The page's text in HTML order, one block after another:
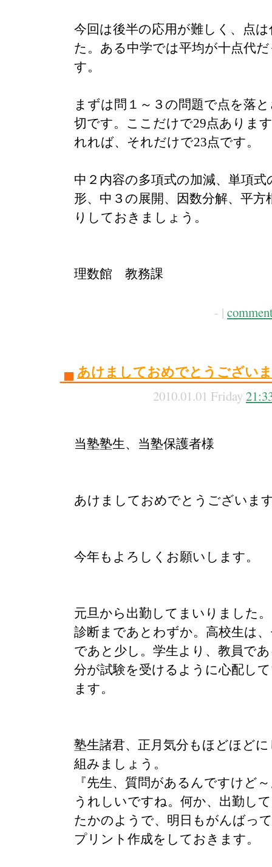
今回は後半の応用が難しく、点
た。ある中学では平均が十点代
す。
まずは問１～３の問題で点を落
切です。ここだけで29点ありま
れれば、それだけで23点です。
中２内容の多項式の加減、単項式
形、中３の展開、因数分解、平
りしておきましょう。
理数館 教務課
- |
あけましておめでとうござい
2010.01.01 Friday
当塾塾生、当塾保護者様
あけましておめでとうございま
今年もよろしくお願いします。
元旦から出勤してまいりました
診断まであとわずか。高校生は
であと少し。学生より、教員で
分が試験を受けるように心配し
ます。
塾生諸君、正月気分もほどほど
組みましょう。
『先生、質問があるんですけど
うれしいですね。何か、出勤し
たかのようで、明日もがんばっ
プリント作成をしておきます。